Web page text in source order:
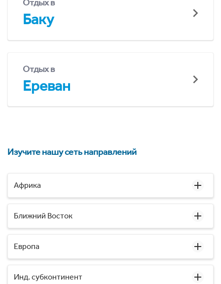
Отдых в
Баку
Отдых в
Ереван
Изучите нашу сеть направлений
Африка
Ближний Восток
Европа
Инд. субконтинент